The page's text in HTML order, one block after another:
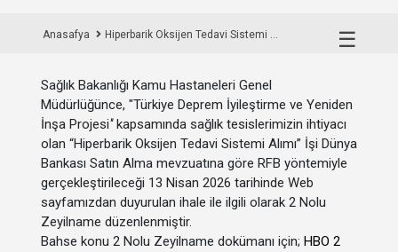
☰
Anasafya Hiperbarik Oksijen Tedavi Sistemi ...
Sağlık Bakanlığı Kamu Hastaneleri Genel
Müdürlüğünce, "Türkiye Deprem İyileştirme ve Yeniden
İnşa Projesi"kapsamında sağlık tesislerimizin ihtiyacı
olan “Hiperbarik Oksijen Tedavi Sistemi Alımı” İşi Dünya
Bankası Satın Alma mevzuatına göre RFB yöntemiyle
gerçekleştirileceği 13 Nisan 2026 tarihinde Web
sayfamızdan duyurulan ihale ile ilgili olarak 2 Nolu
Zeyilname düzenlenmiştir.
Bahse konu 2 Nolu Zeyilname dokümanı için; HBO 2